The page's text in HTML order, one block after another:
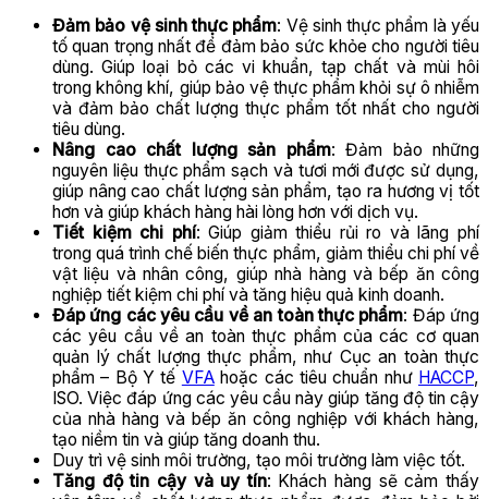
Đảm bảo vệ sinh thực phẩm: Vệ sinh thực phẩm là yếu
tố quan trọng nhất để đảm bảo sức khỏe cho người tiêu
dùng. Giúp loại bỏ các vi khuẩn, tạp chất và mùi hôi
trong không khí, giúp bảo vệ thực phẩm khỏi sự ô nhiễm
và đảm bảo chất lượng thực phẩm tốt nhất cho người
tiêu dùng.
Nâng cao chất lượng sản phẩm: Đảm bảo những
nguyên liệu thực phẩm sạch và tươi mới được sử dụng,
giúp nâng cao chất lượng sản phẩm, tạo ra hương vị tốt
hơn và giúp khách hàng hài lòng hơn với dịch vụ.
Tiết kiệm chi phí: Giúp giảm thiểu rủi ro và lãng phí
trong quá trình chế biến thực phẩm, giảm thiểu chi phí về
vật liệu và nhân công, giúp nhà hàng và bếp ăn công
nghiệp tiết kiệm chi phí và tăng hiệu quả kinh doanh.
Đáp ứng các yêu cầu về an toàn thực phẩm: Đáp ứng
các yêu cầu về an toàn thực phẩm của các cơ quan
quản lý chất lượng thực phẩm, như Cục an toàn thực
phẩm – Bộ Y tế VFAhoặc các tiêu chuẩn như HACCP,
ISO. Việc đáp ứng các yêu cầu này giúp tăng độ tin cậy
của nhà hàng và bếp ăn công nghiệp với khách hàng,
tạo niềm tin và giúp tăng doanh thu.
Duy trì vệ sinh môi trường, tạo môi trường làm việc tốt.
Tăng độ tin cậy và uy tín: Khách hàng sẽ cảm thấy